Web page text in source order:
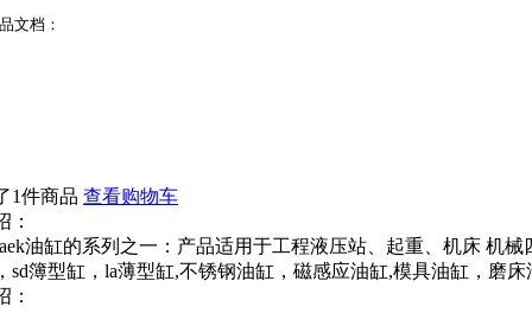
文档：
1件商品 查看购物车
：
油缸的系列之一：产品适用于工程液压站、起重、机床 机
sd簿型缸，la薄型缸,不锈钢油缸，磁感应油缸,模具油缸，磨
：